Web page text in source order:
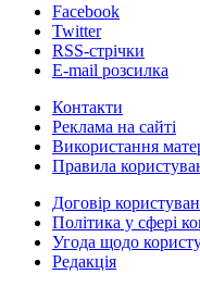
Facebook
Twitter
RSS-стрічки
E-mail розсилка
Контакти
Реклама на сайті
Використання
Правила
Договір
Політика у сфері
Угода щодо
Редакція